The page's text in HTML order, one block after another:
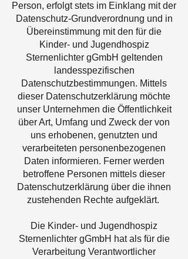
Person, erfolgt stets im Einklang mit der
Datenschutz-Grundverordnung und in
Übereinstimmung mit den für die
Kinder- und Jugendhospiz
Sternenlichter gGmbH geltenden
landesspezifischen
Datenschutzbestimmungen. Mittels
dieser Datenschutzerklärung möchte
unser Unternehmen die Öffentlichkeit
über Art, Umfang und Zweck der von
uns erhobenen, genutzten und
verarbeiteten personenbezogenen
Daten informieren. Ferner werden
betroffene Personen mittels dieser
Datenschutzerklärung über die ihnen
zustehenden Rechte aufgeklärt.
Die Kinder- und Jugendhospiz
Sternenlichter gGmbH hat als für die
Verarbeitung Verantwortlicher